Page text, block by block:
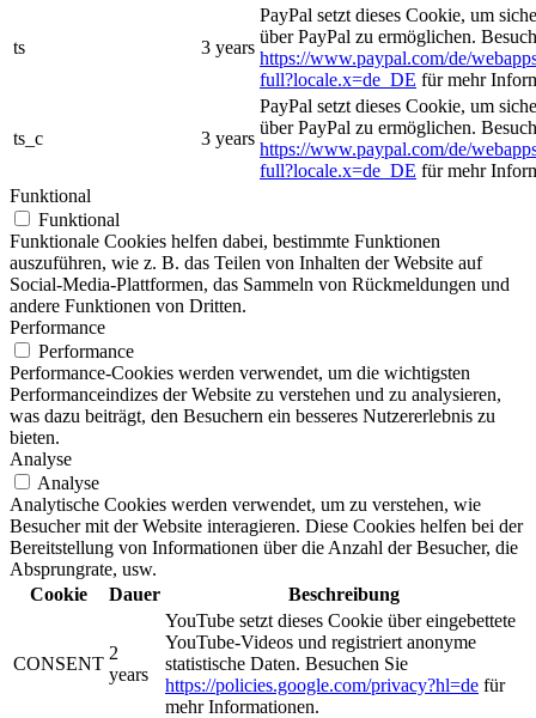
ts 3 years
PayPal setzt dieses Cookie, um
über PayPal zu ermöglichen.
https://www.paypal.com/de/
full?locale.x=de_DE für mehr
ts_c 3 years
PayPal setzt dieses Cookie, um
über PayPal zu ermöglichen.
https://www.paypal.com/de/
full?locale.x=de_DE für mehr
Funktional
Funktional
Funktionale Cookies helfen dabei, bestimmte Funktionen
auszuführen, wie z. B. das Teilen von Inhalten der Website auf
Social-Media-Plattformen, das Sammeln von Rückmeldungen und
andere Funktionen von Dritten.
Performance
Performance
Performance-Cookies werden verwendet, um die wichtigsten
Performanceindizes der Website zu verstehen und zu analysieren,
was dazu beiträgt, den Besuchern ein besseres Nutzererlebnis zu
bieten.
Analyse
Analyse
Analytische Cookies werden verwendet, um zu verstehen, wie
Besucher mit der Website interagieren. Diese Cookies helfen bei der
Bereitstellung von Informationen über die Anzahl der Besucher, die
Absprungrate, usw.
Cookie
Dauer Beschreibung
CONSENT
2
years
YouTube setzt dieses Cookie über eingebettete
YouTube-Videos und registriert anonyme
statistische Daten. Besuchen Sie
https://policies.google.com/privacy?hl=de für
mehr Informationen.